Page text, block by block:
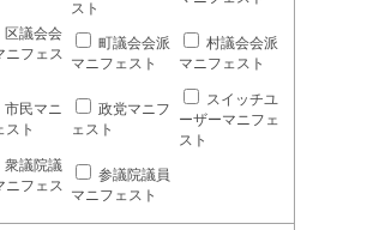
スト
区議会会
ニフェス
町議会会派
マニフェスト
村議会会派
マニフェスト
市民マニ
スト
政党マニフ
ェスト
スイッチユ
ーザーマニフェ
スト
衆議院議
ニフェス
参議院議員
マニフェスト